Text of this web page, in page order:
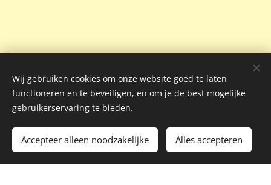
Wij gebruiken cookies om onze website goed te laten
functioneren en te beveiligen, en om je de best mogelijke
gebruikerservaring te bieden.
Accepteer alleen noodzakelijke Alles accepteren